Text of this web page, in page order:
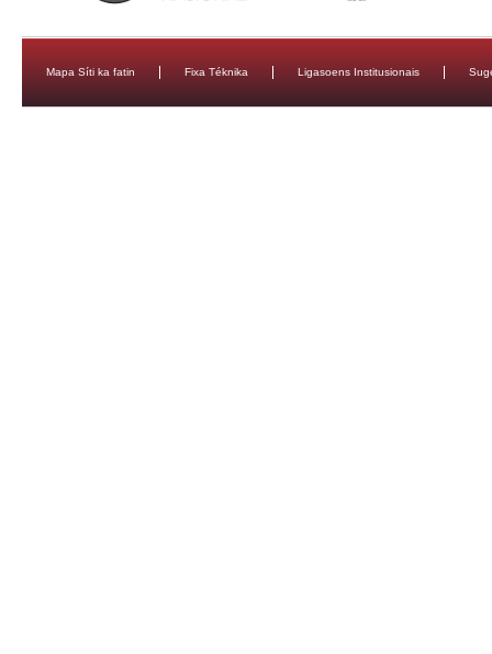
Mapa Síti ka fatin Fixa Téknika Ligasoens Institusionais